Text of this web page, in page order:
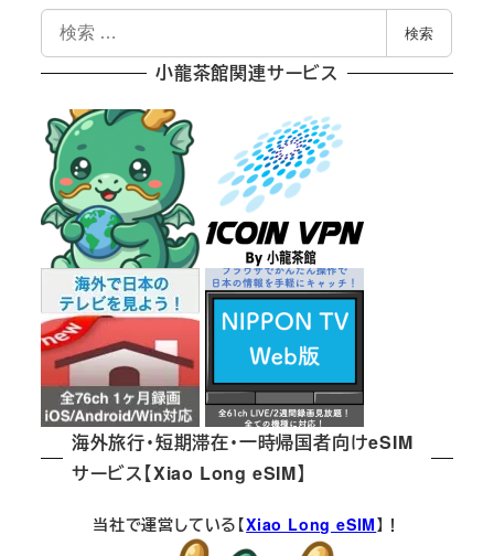
索
検索
小龍茶館関連サービス
海外旅行・短期滞在・一時帰国者向けeSIM
サービス【Xiao Long eSIM】
当社で運営している【Xiao Long eSIM】！